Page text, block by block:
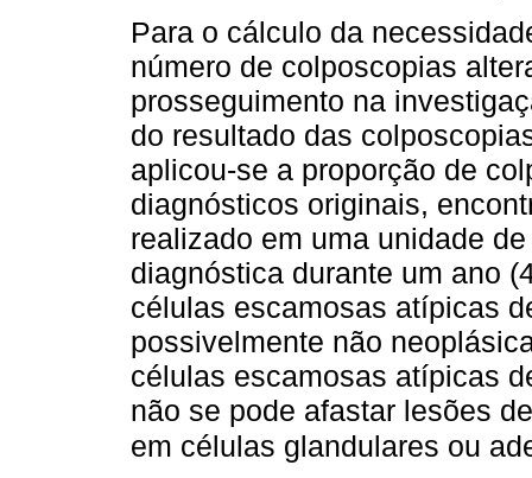
Para o cálculo da
número de colposcopias
prosseguimento na
do resultado das
aplicou-se a proporção de
diagnósticos originais,
realizado em uma unidade
diagnóstica durante um ano
células escamosas atípicas
possivelmente não
células escamosas atípicas
não se pode afastar lesões
em células glandulares ou